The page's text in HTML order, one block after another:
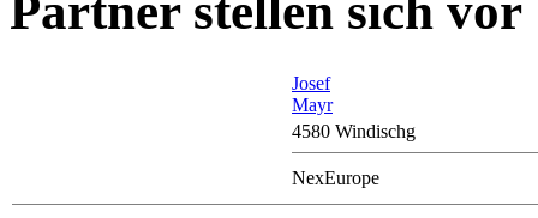
Partner stellen sich vor
Josef
Mayr
4580 Windischg
NexEurope